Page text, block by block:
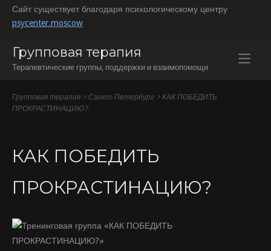
Перейти
Сайт существует благодаря психологическому центру
psycenter.moscow
Групповая терапия
Терапевтические группы, поддержки и взаимопомощи
Групповая терапия > Санкт-Петербург > КАК ПОБЕДИТЬ
ПРОКРАСТИНАЦИЮ?
КАК ПОБЕДИТЬ
ПРОКРАСТИНАЦИЮ?